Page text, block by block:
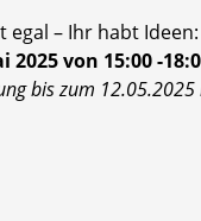
egal – Ihr habt
2025 von 15:00 -
bis zum